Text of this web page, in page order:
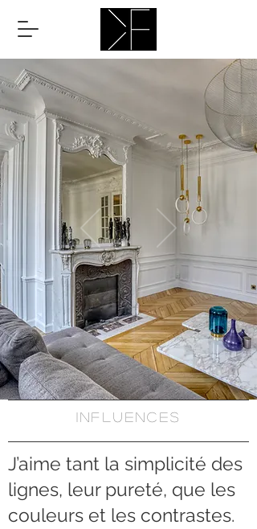
Influences
J’aime tant la simplicité des
lignes, leur pureté, que les
couleurs et les contrastes.